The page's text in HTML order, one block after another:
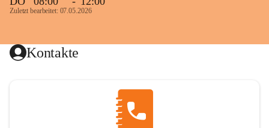
Zuletzt bearbeitet: 07.05.2026
Kontakte